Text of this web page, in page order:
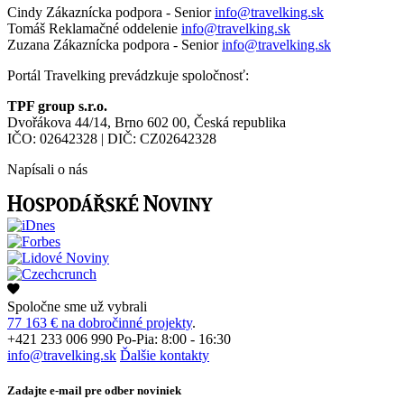
Cindy Zákaznícka podpora - Senior info@travelking.sk
Tomáš Reklamačné oddelenie info@travelking.sk
Zuzana Zákaznícka podpora - Senior info@travelking.sk
Portál Travelking prevádzkuje spoločnosť:
TPF group s.r.o.
Dvořákova 44/14, Brno 602 00, Česká republika
IČO: 02642328 | DIČ: CZ02642328
Napísali o nás
Spoločne sme už vybrali
77 163 € na dobročinné projekty.
+421 233 006 990 Po-Pia: 8:00 - 16:30
info@travelking.sk Ďalšie kontakty
Zadajte e-mail pre odber noviniek